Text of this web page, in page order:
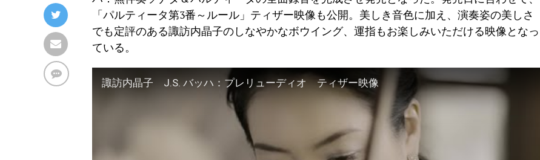
「パルティータ第3番～ルール」ティザー映像も公開。美しき音色に加え、演奏姿の美しさ
でも定評のある諏訪内晶子のしなやかなボウイング、運指もお楽しみいただける映像となっ
ている。
諏訪内晶子 J.S. バッハ：プレリューディオ ティザー映像